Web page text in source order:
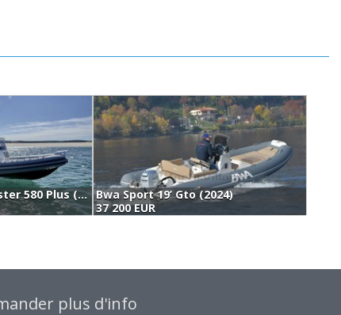
Jokerboat Coaster 580 Plus (2024) Bwa Sport 19’ Gto (2024)
37 200 EUR
plus d'info